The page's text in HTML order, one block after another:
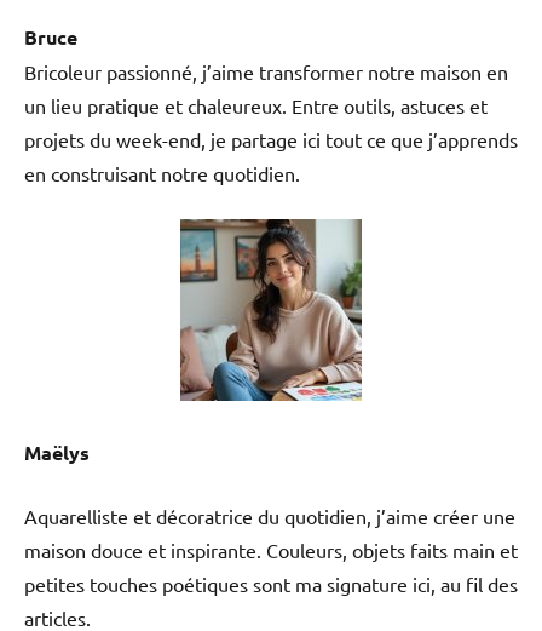
Bruce
Bricoleur passionné, j’aime transformer notre maison en
un lieu pratique et chaleureux. Entre outils, astuces et
projets du week-end, je partage ici tout ce que j’apprends
en construisant notre quotidien.
Maëlys
Aquarelliste et décoratrice du quotidien, j’aime créer une
maison douce et inspirante. Couleurs, objets faits main et
petites touches poétiques sont ma signature ici, au fil des
articles.